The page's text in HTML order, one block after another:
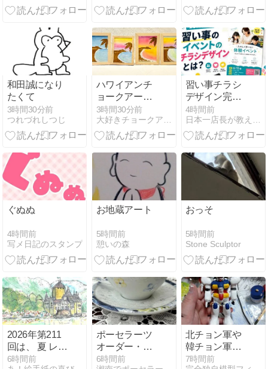
和田誠になり
たくて
3時間30分前
つれづれしつじ
ハワイアンチ
ョークアート
ワークショッ
プ
3時間30分前
習い事チラシ
デザイン完全
ガイド｜イベ
ント申込みを
増やす方法
4時間前
ぐぬぬ
4時間前
写メ日記のスタンプ
お地蔵アート
5時間前
憩いの森
おっそ
5時間前
Stone Sculptor
2026年第211
回は、 夏 レマ
ン湖 スイス・
6時間前
ポーセラーツ
オーダー・ブ
ルーフラワー
6時間前
北チョン軍や
韓チョン軍が
日本がガンダ
7時間前